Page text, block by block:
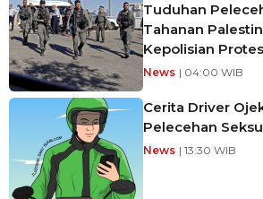
Tuduhan
Tahanan
Kepolisian
News | 04:00 WIB
Cerita Driver
Pelecehan
News | 13:30 WIB